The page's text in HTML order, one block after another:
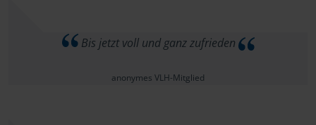
Bis jetzt voll und ganz zufrieden
anonymes VLH-Mitglied